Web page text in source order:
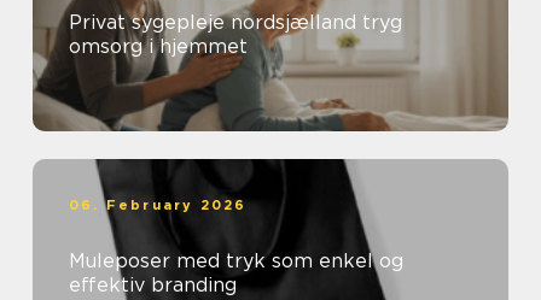
Privat sygepleje nordsjælland tryg
omsorg i hjemmet
06. February 2026
Muleposer med tryk som enkel og
effektiv branding